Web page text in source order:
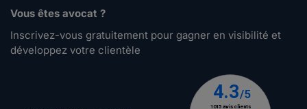
Vous êtes avocat ?
Inscrivez-vous gratuitement pour gagner en visibilité et
développez votre clientèle